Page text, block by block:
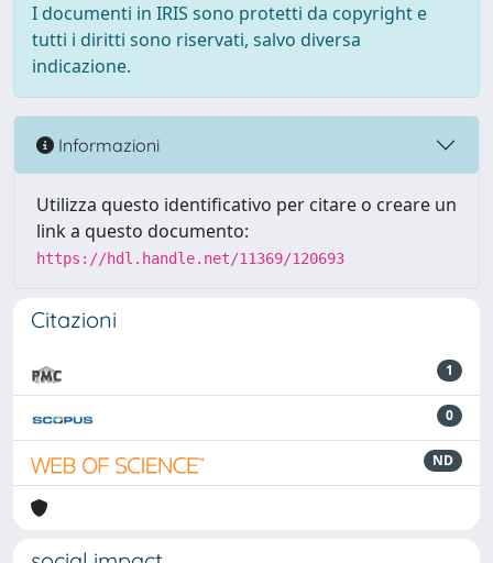
I documenti in IRIS sono protetti da copyright e
tutti i diritti sono riservati, salvo diversa
indicazione.
Informazioni
Utilizza questo identificativo per citare o creare un
link a questo documento:
https://hdl.handle.net/11369/120693
Citazioni
1
0
ND